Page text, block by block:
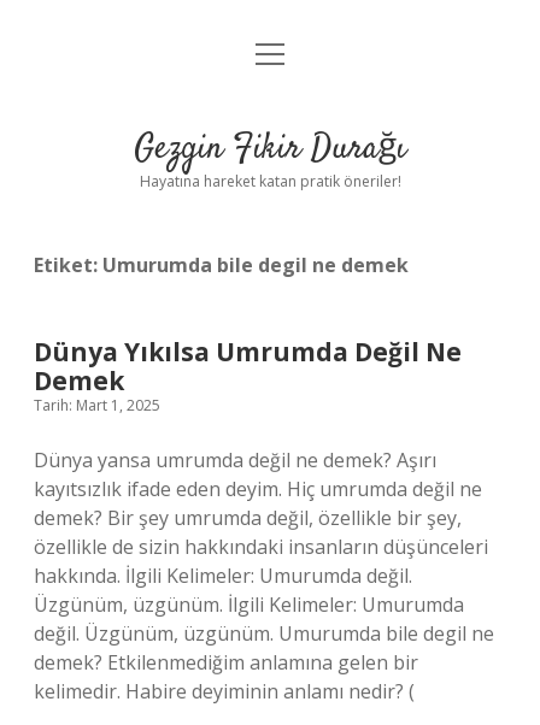
Anasayfa
Yasal Uyarı
menüyü
Gezgin Fikir Durağı
Hayatına hareket katan pratik öneriler!
Etiket: Umurumda bile degil ne demek
Dünya Yıkılsa Umrumda Değil Ne
Demek
Tarih: Mart 1, 2025
Dünya yansa umrumda değil ne demek? Aşırı
kayıtsızlık ifade eden deyim. Hiç umrumda değil ne
demek? Bir şey umrumda değil, özellikle bir şey,
özellikle de sizin hakkındaki insanların düşünceleri
hakkında. İlgili Kelimeler: Umurumda değil.
Üzgünüm, üzgünüm. İlgili Kelimeler: Umurumda
değil. Üzgünüm, üzgünüm. Umurumda bile degil ne
demek? Etkilenmediğim anlamına gelen bir
kelimedir. Habire deyiminin anlamı nedir? (